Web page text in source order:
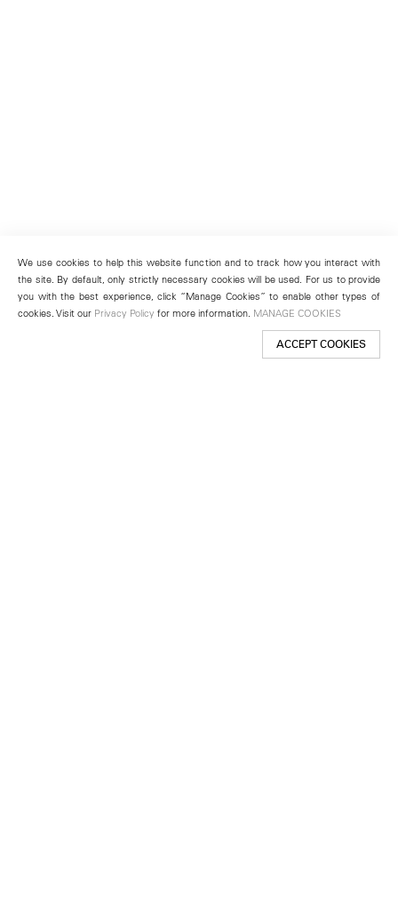
We use cookies to help this website function and to track how you interact with
the site. By default, only strictly necessary cookies will be used. For us to provide
you with the best experience, click “Manage Cookies” to enable other types of
cookies. Visit our Privacy Policy for more information. MANAGE COOKIES
ACCEPT COOKIES